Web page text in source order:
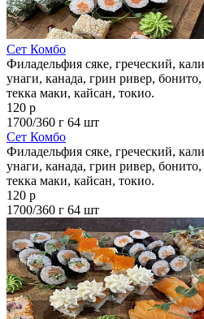
Сет Комбо
Филадельфия сяке, греческий,
унаги, канада, грин ривер,
текка маки, кайсан, токио.
120 р
1700/360 г 64 шт
Сет Комбо
Филадельфия сяке, греческий,
унаги, канада, грин ривер,
текка маки, кайсан, токио.
120 р
1700/360 г 64 шт